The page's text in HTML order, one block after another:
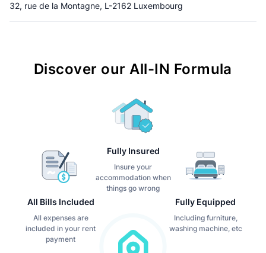
32, rue de la Montagne, L-2162 Luxembourg
Discover our All-IN Formula
Fully Insured
Insure your
accommodation when
things go wrong
All Bills Included
All expenses are
included in your rent
payment
Fully Equipped
Including furniture,
washing machine, etc